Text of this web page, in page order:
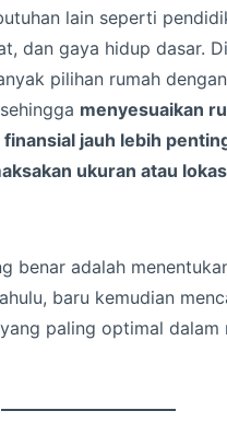
lain seperti
dan gaya hidup dasar.
pilihan rumah
menyesuaikan
jauh lebih
ukuran atau
benar adalah
baru kemudian
paling optimal dalam